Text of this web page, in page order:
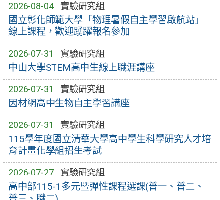
2026-08-04 實驗研究組
國立彰化師範大學「物理暑假自主學習啟航站」
線上課程，歡迎踴躍報名參加
2026-07-31 實驗研究組
中山大學STEM高中生線上職涯講座
2026-07-31 實驗研究組
因材網高中生物自主學習講座
2026-07-31 實驗研究組
115學年度國立清華大學高中學生科學研究人才培
育計畫化學組招生考試
2026-07-27 實驗研究組
高中部115-1多元暨彈性課程選課(普一、普二、